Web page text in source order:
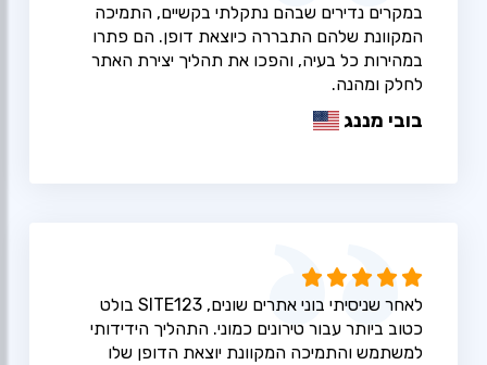
במקרים נדירים שבהם נתקלתי בקשיים, התמיכה
המקוונת שלהם התבררה כיוצאת דופן. הם פתרו
במהירות כל בעיה, והפכו את תהליך יצירת האתר
לחלק ומהנה.
בובי מננג
לאחר שניסיתי בוני אתרים שונים, SITE123 בולט
כטוב ביותר עבור טירונים כמוני. התהליך הידידותי
למשתמש והתמיכה המקוונת יוצאת הדופן שלו